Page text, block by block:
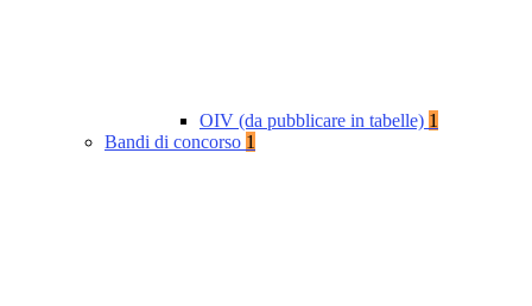
OIV (da pubblicare in tabelle) 1
Bandi di concorso 1